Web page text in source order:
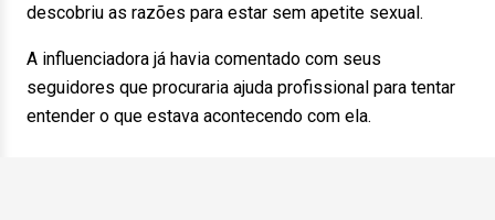
descobriu as razões para estar sem apetite sexual.
A influenciadora já havia comentado com seus
seguidores que procuraria ajuda profissional para tentar
entender o que estava acontecendo com ela.